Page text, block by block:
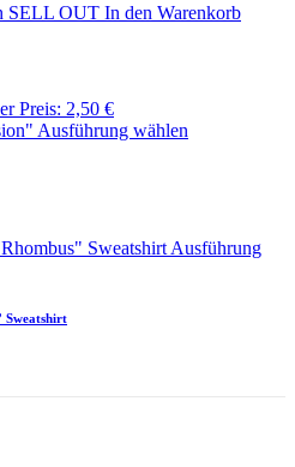
In den Warenkorb
Preis: 2,50 €Aktueller
Preis
Ausführung wählen
auf.
Die
Ausführung
Sweatshirt